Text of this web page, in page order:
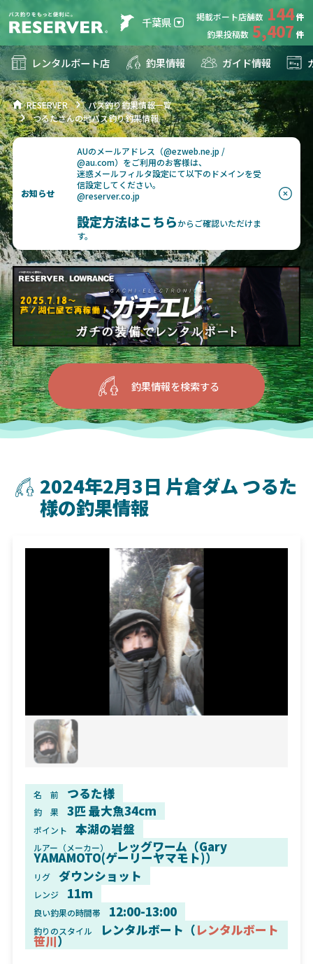
千葉県 掲載ボート店舗数 144
釣果投稿数 5,407
レンタルボート店 釣果情報 ガイド情報
RESERVER
バス釣り釣果情報一覧
つるたさんの地バス釣り釣果情報
お知らせ
AUのメールアドレス（@ezweb.ne.jp /
@au.com）をご利用のお客様は、
迷惑メールフィルタ設定にて以下のドメインを受
信設定してください。
@reserver.co.jp
設定方法はこちらからご確認いただけま
す。
釣果情報を検索する
2024年2月3日 片倉ダム つるた
様の釣果情報
名 前 つるた様
釣 果 3匹 最大魚34cm
ポイント 本湖の岩盤
ルアー（メーカー） レッグワーム（Gary
YAMAMOTO(ゲーリーヤマモト)）
リグ ダウンショット
レンジ 11m
良い釣果の時間帯 12:00-13:00
釣りのスタイル レンタルボート（レンタルボート
笹川）